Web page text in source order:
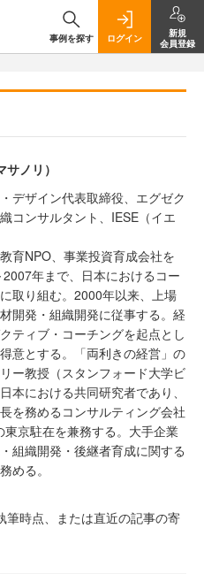
事例を探す ログイン
新規
会員登録
ノリ）
デザイン代表取締役、エグゼク
コンサルタント、IESE（イエ
育NPO、事業投資育成会社を
年まで、日本におけるコー
取り組む。2000年以来、上場
開発・組織開発に従事する。経
ティブ・コーチングを起点とし
意とする。「両利きの経営」の
ー教授（スタンフォード大学ビ
本における共同研究者であり、
を務めるコンサルティング会社
東京駐在を兼務する。大手企業
組織開発・後継者育成に関する
める。
筆時点、または直近の記事の寄